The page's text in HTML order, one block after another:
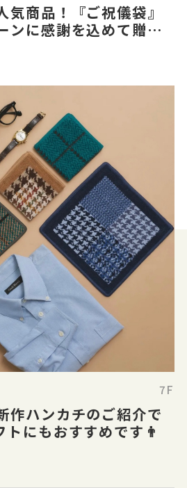
気商品！『ご祝儀袋』
ンに感謝を込めて贈り
7F
作ハンカチのご紹介で
トにもおすすめです👨